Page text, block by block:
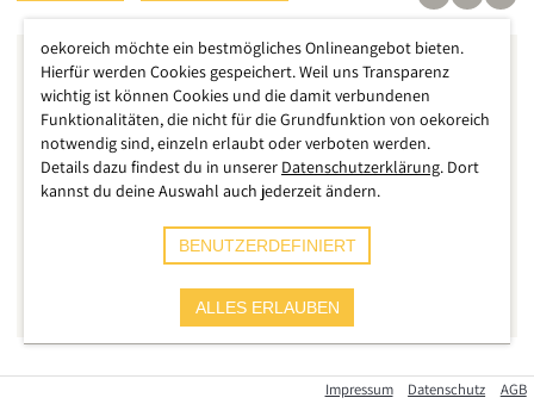
Wer in Oberösterreich durch Ackerbau-Gebiete fährt, dem
Impressum Datenschutz AGB
oekoreich möchte ein bestmögliches Onlineangebot bieten.
Hierfür werden Cookies gespeichert. Weil uns Transparenz
wichtig ist können Cookies und die damit verbundenen
Funktionalitäten, die nicht für die Grundfunktion von oekoreich
notwendig sind, einzeln erlaubt oder verboten werden.
Details dazu findest du in unserer Datenschutzerklärung. Dort
kannst du deine Auswahl auch jederzeit ändern.
BENUTZERDEFINIERT
ALLES ERLAUBEN